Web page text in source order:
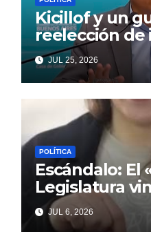
Kicillof y un
reelección
que Cagliardi
JUL 25, 2026
POLÍTICA
Escándalo: El
Legislatura
concejal
soltar al
JUL 6, 2026